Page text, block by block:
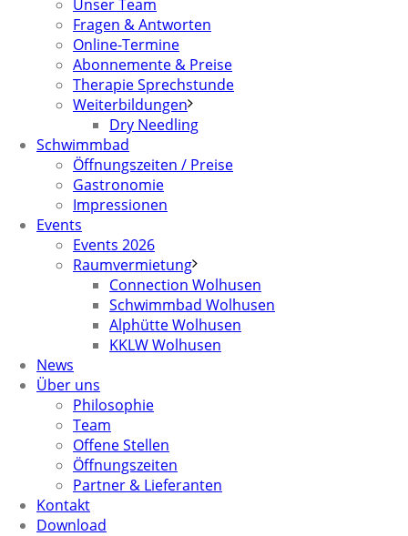
Unser Team
Fragen & Antworten
Online-Termine
Abonnemente & Preise
Therapie Sprechstunde
Weiterbildungen
Dry Needling
Schwimmbad
Öffnungszeiten / Preise
Gastronomie
Impressionen
Events
Events 2026
Raumvermietung
Connection Wolhusen
Schwimmbad Wolhusen
Alphütte Wolhusen
KKLW Wolhusen
News
Über uns
Philosophie
Team
Offene Stellen
Öffnungszeiten
Partner & Lieferanten
Kontakt
Download